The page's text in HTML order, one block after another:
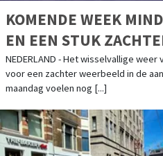
KOMENDE WEEK
EN EEN STUK
NEDERLAND - Het wisselvallige
voor een zachter weerbeeld in de
maandag voelen nog [...]